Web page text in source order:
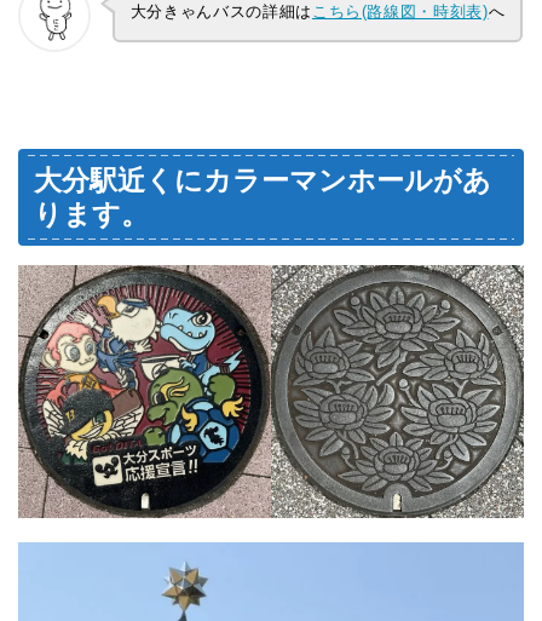
大分きゃんバスの詳細は こちら(路線図・時刻表)へ
大分駅近くにカラーマンホールがあ
ります。